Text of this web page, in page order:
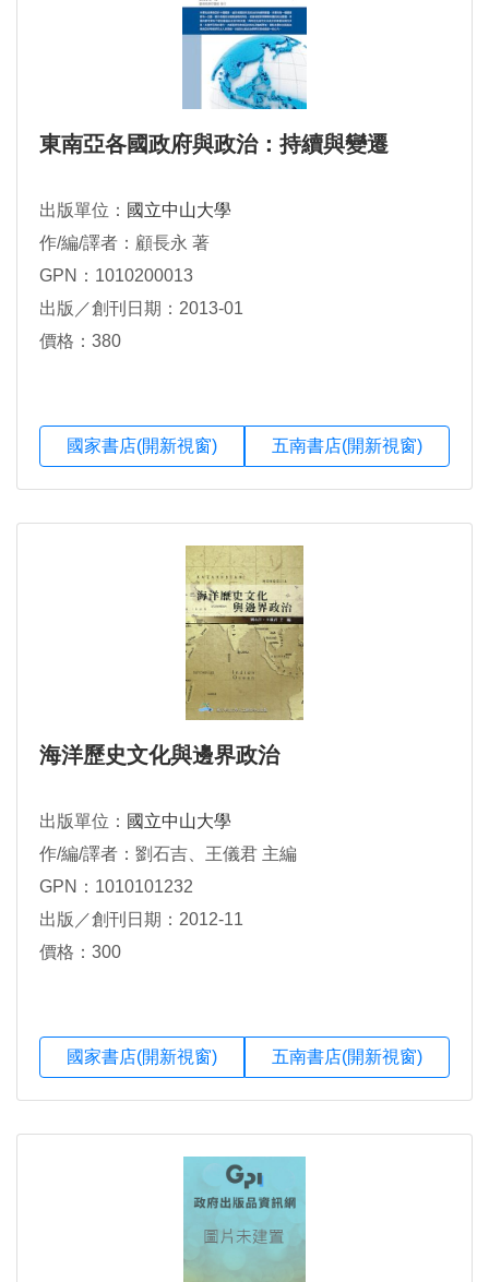
東南亞各國政府與政治：持續與變遷
出版單位： 國立中山大學
作/編/譯者：顧長永 著
GPN：1010200013
出版／創刊日期：2013-01
價格：380
國家書店(開新視窗) 五南書店(開新視窗)
海洋歷史文化與邊界政治
出版單位： 國立中山大學
作/編/譯者：劉石吉、王儀君 主編
GPN：1010101232
出版／創刊日期：2012-11
價格：300
國家書店(開新視窗) 五南書店(開新視窗)